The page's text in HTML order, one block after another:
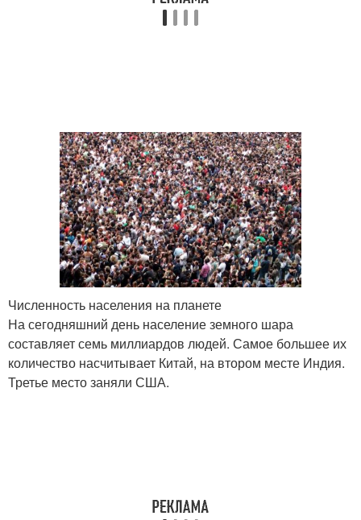
Численность населения на планете
На сегодняшний день население земного шара
составляет семь миллиардов людей. Самое большее их
количество насчитывает Китай, на втором месте Индия.
Третье место заняли США.